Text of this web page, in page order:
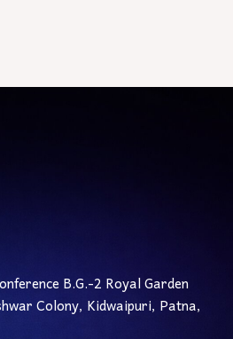
B.G.-2 Royal Garden
Colony, Kidwaipuri, Patna,